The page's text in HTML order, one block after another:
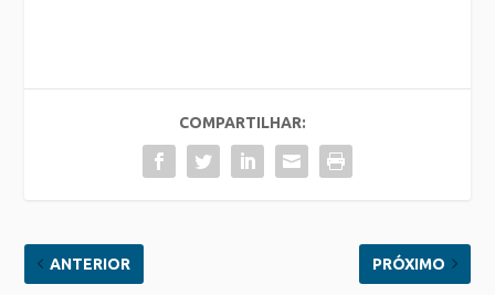
COMPARTILHAR:
ANTERIOR PRÓXIMO